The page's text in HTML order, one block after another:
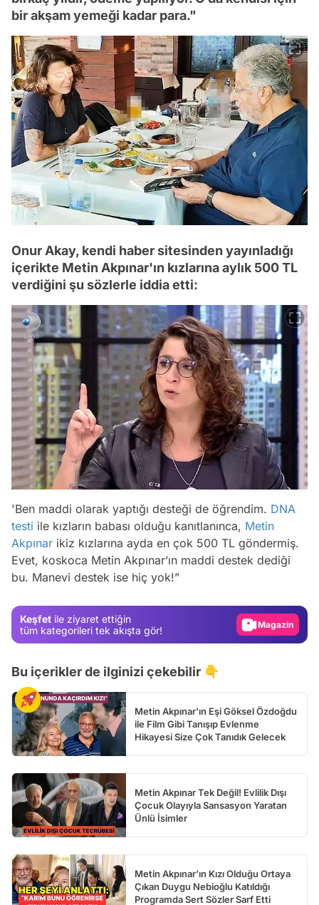
bir akşam yemeği kadar para."
Onur Akay, kendi haber sitesinden yayınladığı
içerikte Metin Akpınar'ın kızlarına aylık 500 TL
verdiğini şu sözlerle iddia etti:
'Ben maddi olarak yaptığı desteği de öğrendim. DNA
testi ile kızların babası olduğu kanıtlanınca, Metin
Akpınar ikiz kızlarına ayda en çok 500 TL göndermiş.
Evet, koskoca Metin Akpınar’ın maddi destek dediği
bu. Manevi destek ise hiç yok!”
Keşfet ile ziyaret ettiğin
tüm kategorileri tek akışta gör!
Video
Magazin
Bu içerikler de ilginizi çekebilir 👇
Metin Akpınar'ın Eşi Göksel Özdoğdu
ile Film Gibi Tanışıp Evlenme
Hikayesi Size Çok Tanıdık Gelecek
Metin Akpınar Tek Değil! Evlilik Dışı
Çocuk Olayıyla Sansasyon Yaratan
Ünlü İsimler
Metin Akpınar’ın Kızı Olduğu Ortaya
Çıkan Duygu Nebioğlu Katıldığı
Programda Sert Sözler Sarf Etti